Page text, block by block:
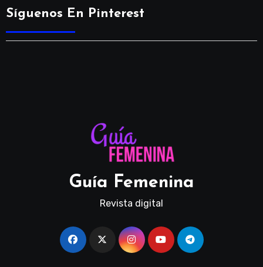
Síguenos En Pinterest
Guía Femenina
Revista digital